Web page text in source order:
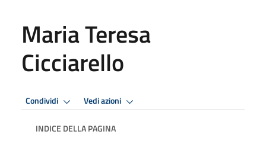
Maria Teresa
Cicciarello
Condividi Vedi azioni
INDICE DELLA PAGINA